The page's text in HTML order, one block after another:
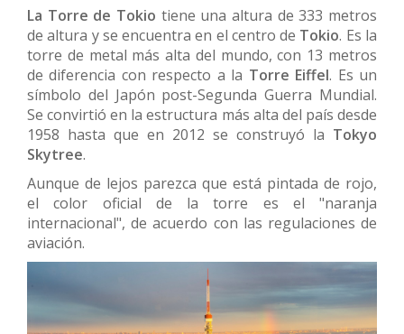
La Torre de Tokio tiene una altura de 333 metros
de altura y se encuentra en el centro de Tokio. Es la
torre de metal más alta del mundo, con 13 metros
de diferencia con respecto a la Torre Eiffel. Es un
símbolo del Japón post-Segunda Guerra Mundial.
Se convirtió en la estructura más alta del país desde
1958 hasta que en 2012 se construyó la Tokyo
Skytree.
Aunque de lejos parezca que está pintada de rojo,
el color oficial de la torre es el "naranja
internacional", de acuerdo con las regulaciones de
aviación.